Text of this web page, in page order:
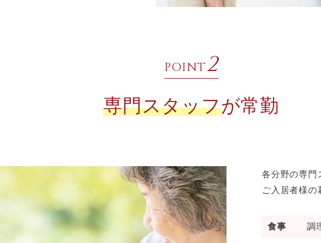
POINT2
専門スタッフが常勤
各分野の専門
ご入居者様の
食事 調